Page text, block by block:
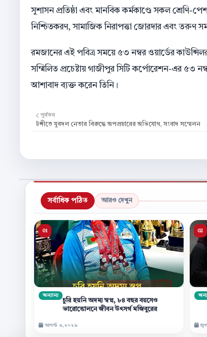
সুশাসন প্রতিষ্ঠা এবং মানবিক কর্মকাণ্ডে সকল শ্রেণি-
নিশ্চিতকরণ, সামাজিক নিরাপত্তা জোরদার এবং তরুণ
রমজানের এই পবিত্র সময়ে ৫৩ নম্বর ওয়ার্ডের
সম্মিলিত প্রচেষ্টায় গাজীপুর সিটি কর্পোরেশন-এর ৫৩
আশাবাদ ব্যক্ত করেন তিনি।
পূর্বতন
টঙ্গীতে যুবদল নেতার বিরুদ্ধে অপপ্রচারের অভিযোগ, সংবাদ সম্মেলন
সর্বাধিক পঠিত আরও দেখুন
অন্যান্য
চুরি হয়নি অদম্য স্বপ্ন, ৮৪ বছর বয়সেও
ভারোত্তোলনে জীবন উৎসর্গ মজিবুরের
আগস্ট ৩,২০২৬